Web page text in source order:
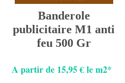
Banderole
publicitaire M1 anti
feu 500 Gr
A partir de 15,95 € le m2*